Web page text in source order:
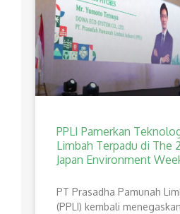
PPLI Pamerkan
Limbah Terpadu di The
Japan Environment
PT Prasadha Pamunah
(PPLI) kembali